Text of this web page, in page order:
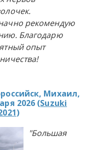
рекомендую
Благодарю
опыт
Михаил,
2026 (Suzuki
)
"Большая